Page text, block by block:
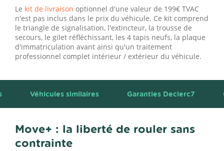
Le kit de livraison optionnel d'une valeur de 199€ TVAC
n'est pas inclus dans le prix du véhicule. Ce kit comprend
le triangle de signalisation, l'extincteur, la trousse de
secours, le gilet réfléchissant, les 4 tapis neufs, la plaque
d'immatriculation avant ainsi qu'un traitement
professionnel complet intérieur / extérieur du véhicule.
Véhicules similaires Garanties Declerc7
Move+ : la liberté de rouler sans
contrainte